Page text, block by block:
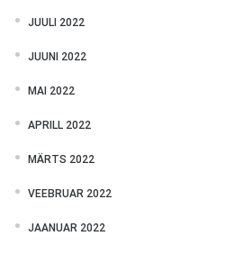
JUULI 2022
JUUNI 2022
MAI 2022
APRILL 2022
MÄRTS 2022
VEEBRUAR 2022
JAANUAR 2022